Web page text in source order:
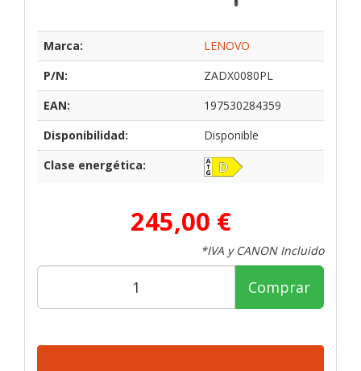
Marca:
LENOVO
P/N:
ZADX0080PL
EAN:
197530284359
Disponibilidad:
Disponible
Clase energética:
245,00 €
*IVA y CANON Incluido
Comprar